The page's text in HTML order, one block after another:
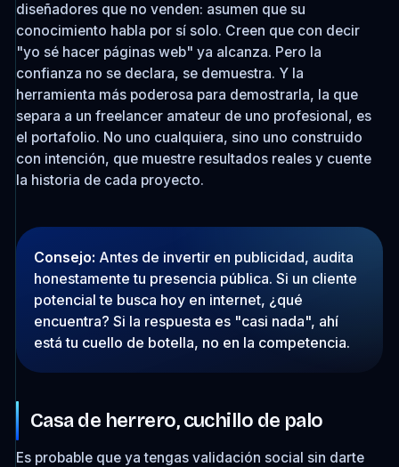
diseñadores que no venden: asumen que su
conocimiento habla por sí solo. Creen que con decir
"yo sé hacer páginas web" ya alcanza. Pero la
confianza no se declara, se demuestra. Y la
herramienta más poderosa para demostrarla, la que
separa a un freelancer amateur de uno profesional, es
el portafolio. No uno cualquiera, sino uno construido
con intención, que muestre resultados reales y cuente
la historia de cada proyecto.
Consejo: Antes de invertir en publicidad, audita
honestamente tu presencia pública. Si un cliente
potencial te busca hoy en internet, ¿qué
encuentra? Si la respuesta es "casi nada", ahí
está tu cuello de botella, no en la competencia.
Casa de herrero, cuchillo de palo
Es probable que ya tengas validación social sin darte